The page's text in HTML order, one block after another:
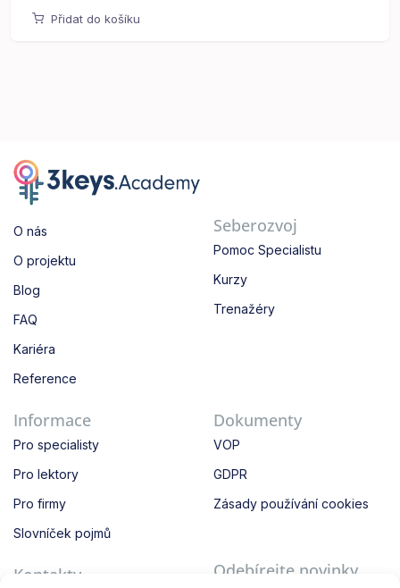
Přidat do košíku
O nás
O projektu
Blog
FAQ
Kariéra
Reference
Seberozvoj
Pomoc Specialistu
Kurzy
Trenažéry
Informace
Pro specialisty
Pro lektory
Pro firmy
Slovníček pojmů
Dokumenty
VOP
GDPR
Zásady používání cookies
Kontakty Odebírejte novinky